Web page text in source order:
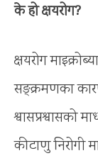
के हो क्षयरोग?
क्षयरोग
सङ्क्रमणका
श्वासप्रश्वासको
कीटाणु निरोगी